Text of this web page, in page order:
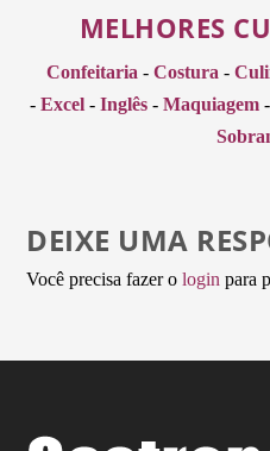
MELHORES
Confeitaria - Costura -
- Excel - Inglês - Maquiagem -
DEIXE UMA
Você precisa fazer ologin para